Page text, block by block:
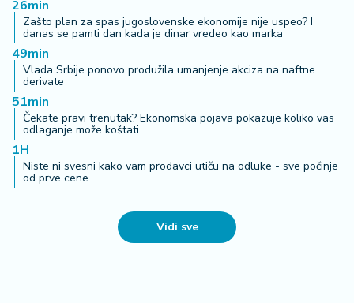
26min
Zašto plan za spas jugoslovenske ekonomije nije uspeo? I
danas se pamti dan kada je dinar vredeo kao marka
49min
Vlada Srbije ponovo produžila umanjenje akciza na naftne
derivate
51min
Čekate pravi trenutak? Ekonomska pojava pokazuje koliko vas
odlaganje može koštati
1H
Niste ni svesni kako vam prodavci utiču na odluke - sve počinje
od prve cene
Vidi sve